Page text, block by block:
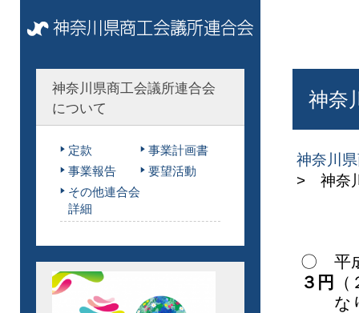
神奈
神奈川
> 神奈
〇 平
３円
なり
神奈川県商工会議所連合会
について
定款
事業計画書
事業報告
要望活動
その他連合会
詳細